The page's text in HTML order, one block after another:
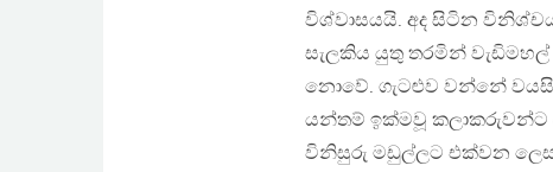
විශ්වාසයයි. අද සිටින
සැලකිය යුතු තරමින්
නොවේ. ගැටළුව වන්නේ
යන්තම් ඉක්මවූ කලාකරුවන්ට
විනිසුරු මඩුල්ලට එක්වන